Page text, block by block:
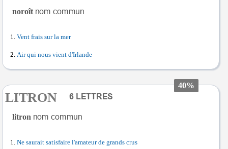
noroît
Vent frais sur la mer
Air qui nous vient d'Irlande
40%
LITRON
litron
Ne saurait satisfaire l'amateur de grands crus